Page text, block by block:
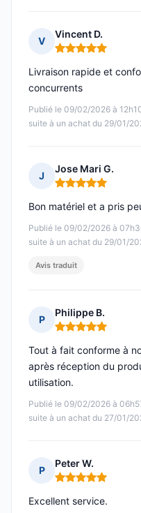
V
Vincent D.
Note : 5 sur 5
Publié le 09/02/2026 à
suite à un achat du 29/01/
Livraison rapide et
concurrents
J
Jose Mari G.
Note : 5 sur 5
Publié le 09/02/2026 à
suite à un achat du 29/01/
Bon matériel et a pris
Avis traduit
P
Philippe B.
Note : 5 sur 5
Publié le 09/02/2026 à
suite à un achat du 27/01/
Tout à fait conforme à
après réception du
utilisation.
P
Peter W.
Note : 5 sur 5
Excellent service.